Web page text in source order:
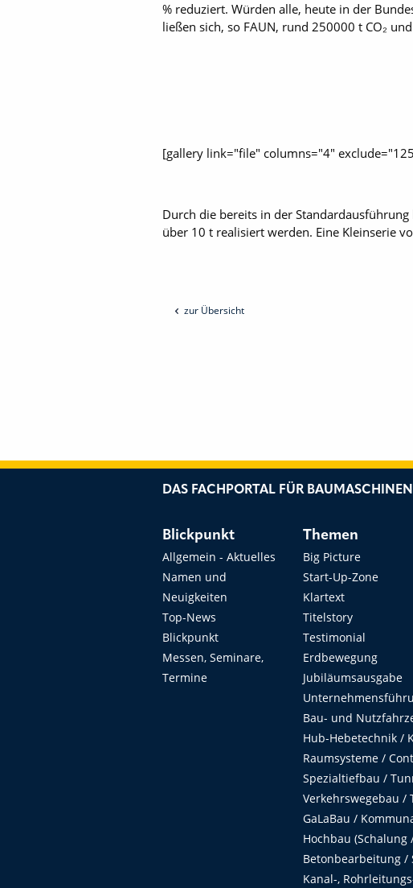
% reduziert. Würden alle, heute in der
ließen sich, so FAUN, rund 250000 t CO₂
[gallery link="file" columns="4"
Durch die bereits in der
über 10 t realisiert werden. Eine Kleinserie
zur Übersicht
DAS FACHPORTAL FÜR
Blickpunkt
Allgemein - Aktuelles
Namen und
Neuigkeiten
Top-News
Blickpunkt
Messen, Seminare,
Termine
Themen
Big Picture
Start-Up-Zone
Klartext
Titelstory
Testimonial
Erdbewegung
Jubiläumsausgabe
Bau- und
Hub-Hebetechnik /
Raumsysteme /
Spezialtiefbau /
Verkehrswegebau /
GaLaBau /
Hochbau (Schalung
Betonbearbeitung /
Kanal-,